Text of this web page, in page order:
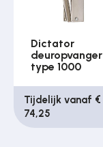
Dictator
deuropvanger
type 1000
Tijdelijk vanaf €
74,25